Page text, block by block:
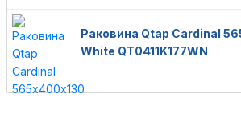
Раковина Qtap Cardinal
White QT0411K177WN